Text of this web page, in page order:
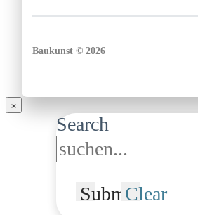
Baukunst © 2026
Search
SubmitClear